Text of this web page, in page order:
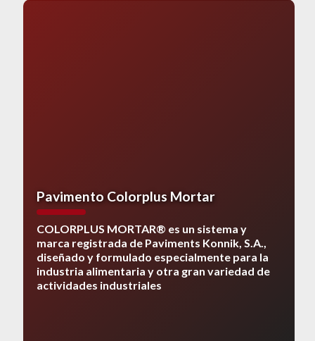
Pavimento Colorplus Mortar
COLORPLUS MORTAR® es un sistema y
marca registrada de Paviments Konnik, S.A.,
diseñado y formulado especialmente para la
industria alimentaria y otra gran variedad de
actividades industriales